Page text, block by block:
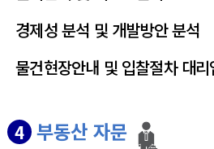
경제성 분석 및 개발방안 분석
물건현장안내 및 입찰절차 대리
4 부동산 자문